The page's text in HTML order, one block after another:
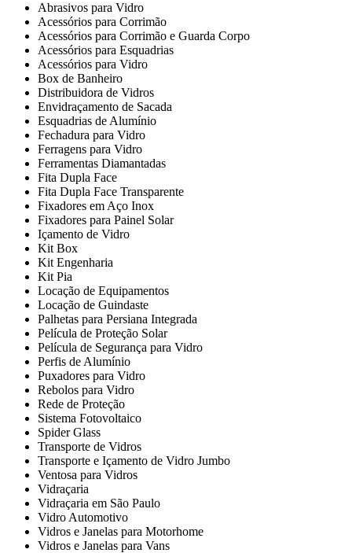
Abrasivos para Vidro
Acessórios para Corrimão
Acessórios para Corrimão e Guarda Corpo
Acessórios para Esquadrias
Acessórios para Vidro
Box de Banheiro
Distribuidora de Vidros
Envidraçamento de Sacada
Esquadrias de Alumínio
Fechadura para Vidro
Ferragens para Vidro
Ferramentas Diamantadas
Fita Dupla Face
Fita Dupla Face Transparente
Fixadores em Aço Inox
Fixadores para Painel Solar
Içamento de Vidro
Kit Box
Kit Engenharia
Kit Pia
Locação de Equipamentos
Locação de Guindaste
Palhetas para Persiana Integrada
Película de Proteção Solar
Película de Segurança para Vidro
Perfis de Alumínio
Puxadores para Vidro
Rebolos para Vidro
Rede de Proteção
Sistema Fotovoltaico
Spider Glass
Transporte de Vidros
Transporte e Içamento de Vidro Jumbo
Ventosa para Vidros
Vidraçaria
Vidraçaria em São Paulo
Vidro Automotivo
Vidros e Janelas para Motorhome
Vidros e Janelas para Vans